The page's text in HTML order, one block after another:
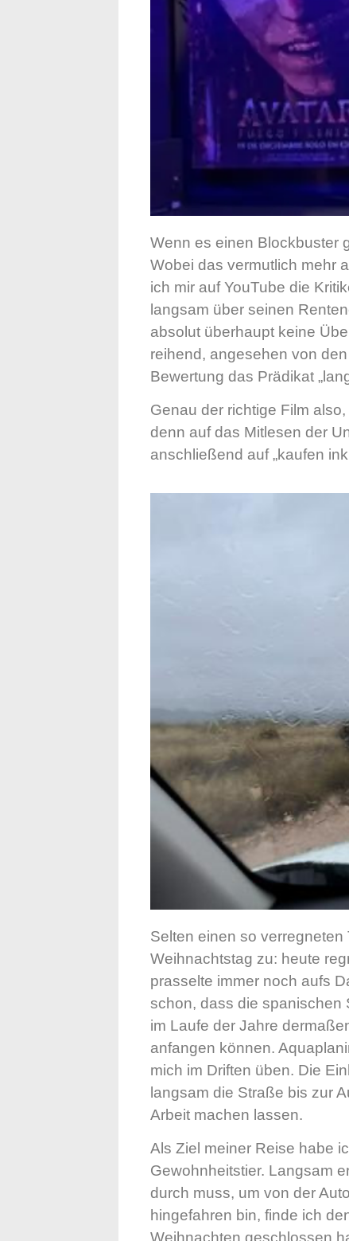
Wenn es einen Blockbuster
Wobei das vermutlich mehr
ich mir auf YouTube die
langsam über seinen
absolut überhaupt keine
reihend, angesehen von
Bewertung das Prädikat
Genau der richtige Film
denn auf das Mitlesen der
anschließend auf „kaufen
Selten einen so
Weihnachtstag zu: heute
prasselte immer noch aufs
schon, dass die spanischen
im Laufe der Jahre
anfangen können.
mich im Driften üben. Die
langsam die Straße bis zur
Arbeit machen lassen.
Als Ziel meiner Reise habe
Gewohnheitstier. Langsam
durch muss, um von der
hingefahren bin, finde ich
Weihnachten geschlossen